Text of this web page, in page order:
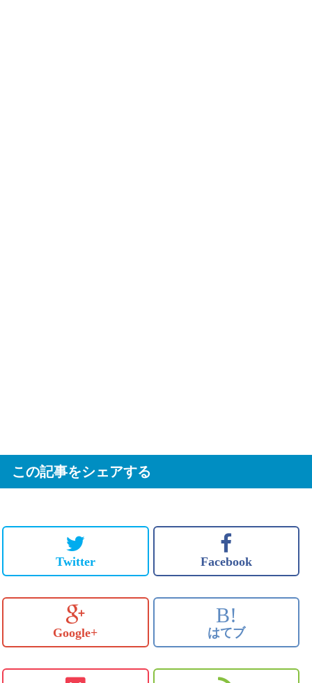
この記事をシェアする
Twitter Facebook
Google+
B!
はてブ